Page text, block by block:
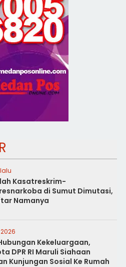
Kasatreskrim-
di Sumut Dimutasi,
Namanya
Kekeluargaan,
DPR RI Maruli Siahaan
Kunjungan Sosial Ke Rumah